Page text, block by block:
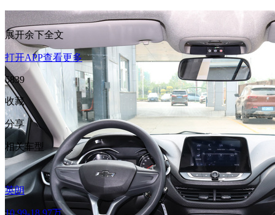
展开余下全文
打开APP查看更多
5839
收藏
分享
相关车型
英朗